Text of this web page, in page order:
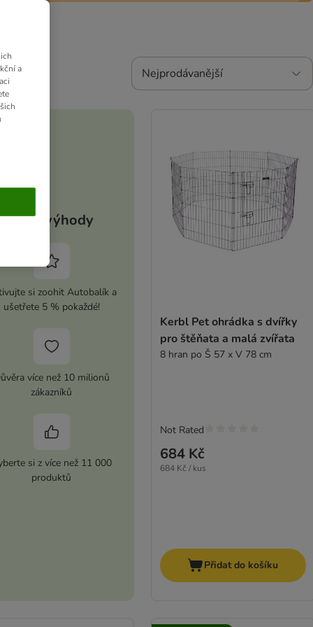
Nejprodávanější
Vaše výhody
si zoohit Autobalík a
ušetřete 5 % pokaždé!
více než 10 milionů
zákazníků
si z více než 11 000
produktů
Kerbl Pet ohrádka s dvířky
pro štěňata a malá zvířata
8 hran po Š 57 x V 78 cm
684 Kč
684 Kč / kus
Not Rated
Přidat do košíku
a